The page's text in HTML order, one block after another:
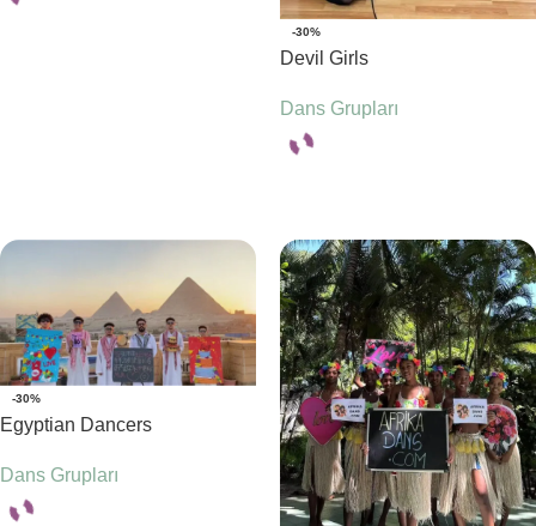
-30%
Devil Girls
Dans Grupları
-30%
Egyptian Dancers
Dans Grupları